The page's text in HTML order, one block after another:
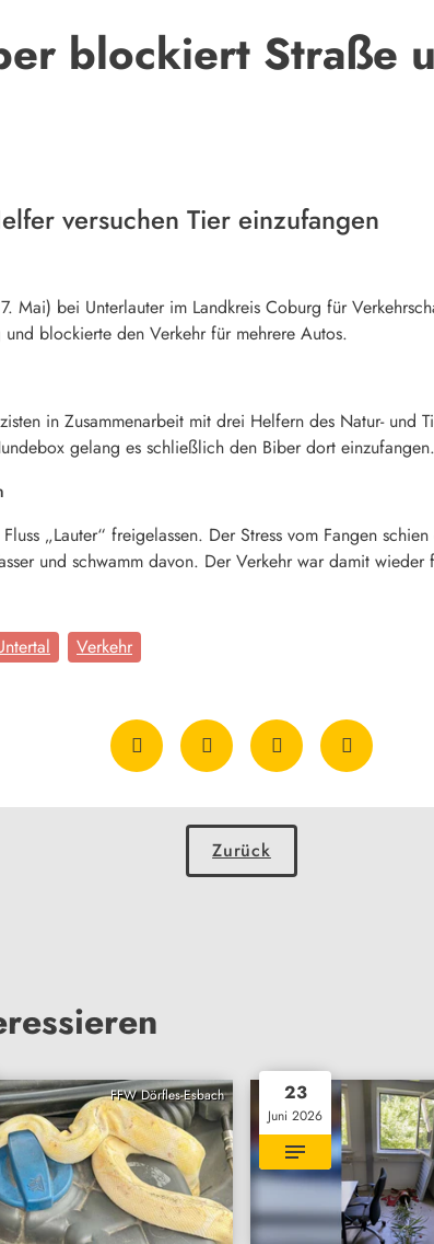
blockiert Straße
versuchen Tier einzufangen
Mai) bei Unterlauter im Landkreis Coburg für
blockierte den Verkehr für mehrere Autos.
in Zusammenarbeit mit drei Helfern des Natur- und
gelang es schließlich den Biber dort einzufangen.
„Lauter“ freigelassen. Der Stress vom Fangen
und schwamm davon. Der Verkehr war damit wieder
Verkehr
Zurück
FFW Dörfles-Esbach 23
Juni 2026